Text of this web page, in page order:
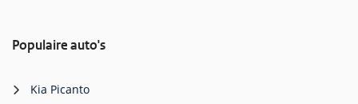
Populaire auto's
Kia Picanto